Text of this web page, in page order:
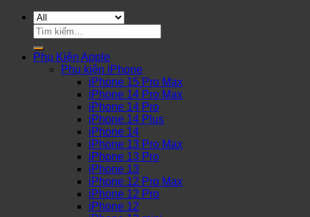
Tìm
kiếm:
Phụ Kiện Apple
Phụ kiện iPhone
iPhone 15 Pro Max
iPhone 14 Pro Max
iPhone 14 Pro
iPhone 14 Plus
iPhone 14
iPhone 13 Pro Max
iPhone 13 Pro
iPhone 13
iPhone 12 Pro Max
iPhone 12 Pro
iPhone 12